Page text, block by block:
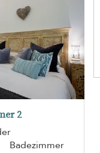
2
Badezimmer